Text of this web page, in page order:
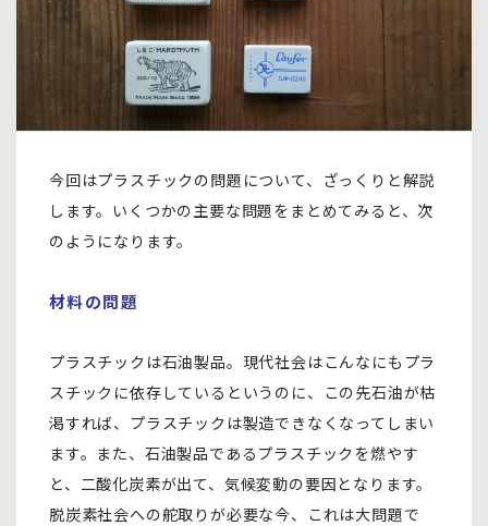
今回はプラスチックの問題について、ざっくりと解説
します。いくつかの主要な問題をまとめてみると、次
のようになります。
材料の問題
プラスチックは石油製品。現代社会はこんなにもプラ
スチックに依存しているというのに、この先石油が枯
渇すれば、プラスチックは製造できなくなってしまい
ます。また、石油製品であるプラスチックを燃やす
と、二酸化炭素が出て、気候変動の要因となります。
脱炭素社会への舵取りが必要な今、これは大問題で